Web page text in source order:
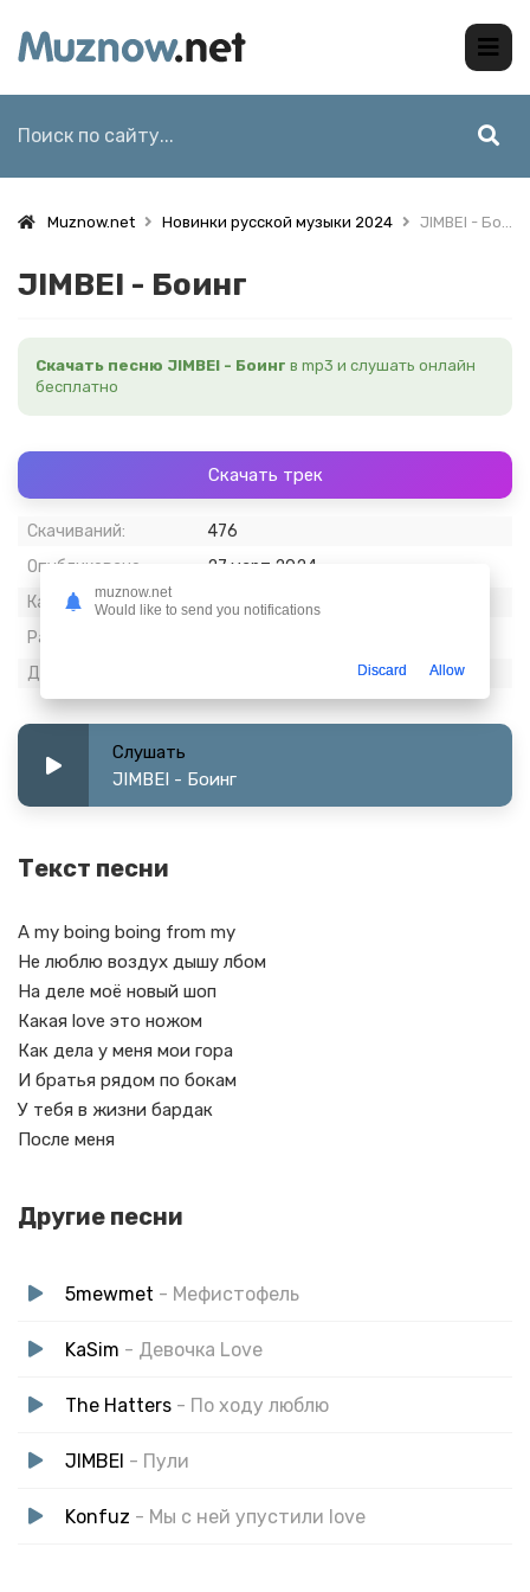
Muznow.net Новинки русской музыки 2024 JIMBEI - Боинг
JIMBEI - Боинг
Скачать песню JIMBEI - Боинг в mp3 и слушать онлайн
бесплатно
Скачать трек
Скачиваний:
476
Опубликовано:
27 март 2024
Качество:
320 kbps, Stereo
Размер:
Длительность:
Слушать
JIMBEI - Боинг
Текст песни
A my boing boing from my
Не люблю воздух дышу лбом
На деле моё новый шоп
Какая love это ножом
Как дела у меня мои гора
И братья рядом по бокам
У тебя в жизни бардак
После меня
Другие песни
5mewmet - Мефистофель
KaSim - Девочка Love
The Hatters - По ходу люблю
JIMBEI - Пули
Konfuz - Мы с ней упустили love
muznow.net
Would like to send you notifications
Discard Allow